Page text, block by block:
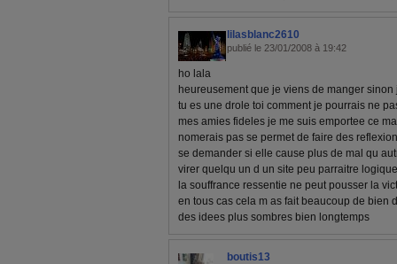
lilasblanc2610
publié le 23/01/2008 à 19:42
ho lala
heureusement que je viens de manger
tu es une drole toi comment je pourrais ne
mes amies fideles je me suis emportee ce
nomerais pas se permet de faire des
se demander si elle cause plus de mal qu
virer quelqu un d un site peu parraitre
la souffrance ressentie ne peut pousser la
en tous cas cela m as fait beaucoup de bien
des idees plus sombres bien longtemps
boutis13